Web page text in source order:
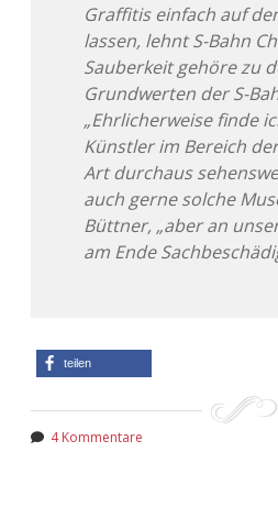
Graffitis einfach auf
lassen, lehnt S-Bahn
Sauberkeit gehöre zu
Grundwerten der S-
„Ehrlicherweise finde
Künstler im Bereich
Art durchaus
auch gerne solche
Büttner, „aber an
am Ende
teilen
4 Kommentare